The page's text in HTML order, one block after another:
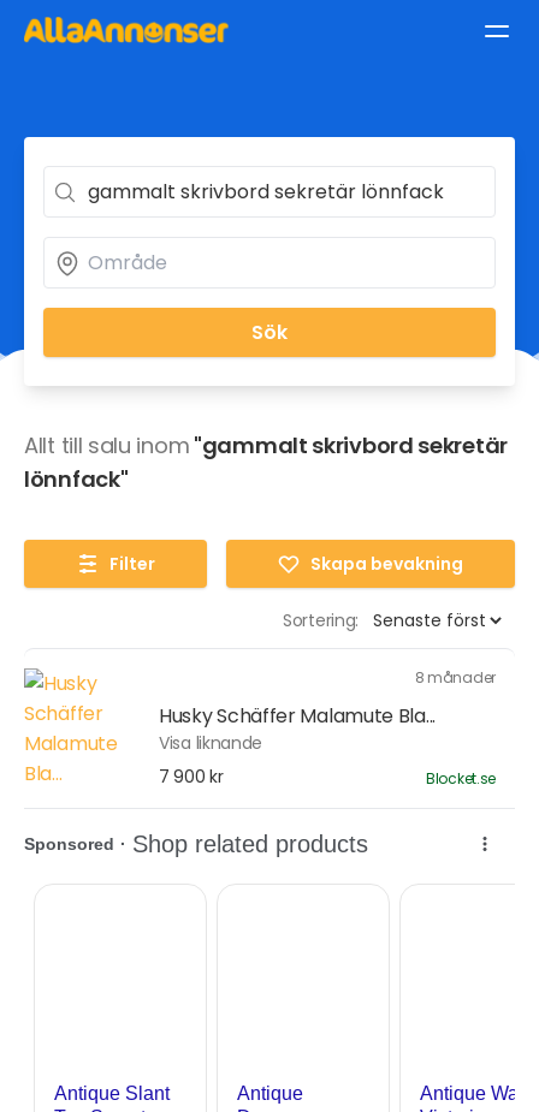
Sök
Allt till salu inom "gammalt skrivbord sekretär
lönnfack"
Filter Skapa bevakning
Sortering:
8 månader
Husky Schäffer Malamute Bla...
Visa liknande
7 900 kr
Blocket.se